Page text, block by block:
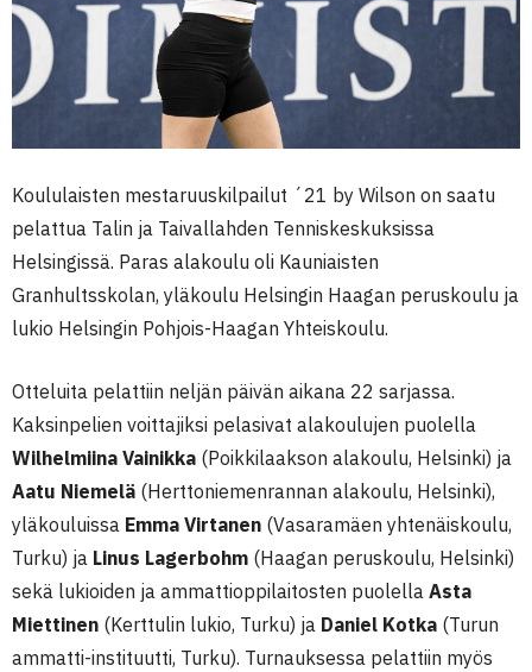
Koululaisten mestaruuskilpailut ´21 by Wilson on saatu
pelattua Talin ja Taivallahden Tenniskeskuksissa
Helsingissä. Paras alakoulu oli Kauniaisten
Granhultsskolan, yläkoulu Helsingin Haagan peruskoulu ja
lukio Helsingin Pohjois-Haagan Yhteiskoulu.
Otteluita pelattiin neljän päivän aikana 22 sarjassa.
Kaksinpelien voittajiksi pelasivat alakoulujen puolella
Wilhelmiina Vainikka (Poikkilaakson alakoulu, Helsinki) ja
Aatu Niemelä (Herttoniemenrannan alakoulu, Helsinki),
yläkouluissa Emma Virtanen (Vasaramäen yhtenäiskoulu,
Turku) ja Linus Lagerbohm (Haagan peruskoulu, Helsinki)
sekä lukioiden ja ammattioppilaitosten puolella Asta
Miettinen (Kerttulin lukio, Turku) ja Daniel Kotka (Turun
ammatti-instituutti, Turku). Turnauksessa pelattiin myös